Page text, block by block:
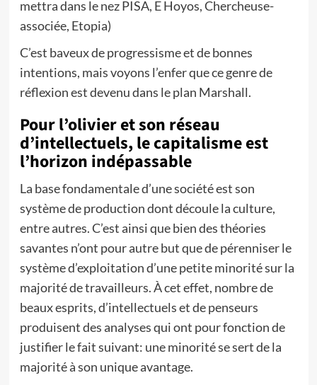
mettra dans le nez PISA, E Hoyos, Chercheuse-
associée, Etopia)
C’est baveux de progressisme et de bonnes
intentions, mais voyons l’enfer que ce genre de
réflexion est devenu dans le plan Marshall.
Pour l’olivier et son réseau
d’intellectuels, le capitalisme est
l’horizon indépassable
La base fondamentale d’une société est son
système de production dont découle la culture,
entre autres. C’est ainsi que bien des théories
savantes n’ont pour autre but que de pérenniser le
système d’exploitation d’une petite minorité sur la
majorité de travailleurs. À cet effet, nombre de
beaux esprits, d’intellectuels et de penseurs
produisent des analyses qui ont pour fonction de
justifier le fait suivant: une minorité se sert de la
majorité à son unique avantage.